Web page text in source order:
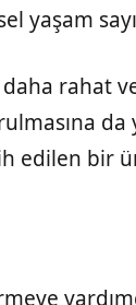
yaşam
rahat
da
edilen bir